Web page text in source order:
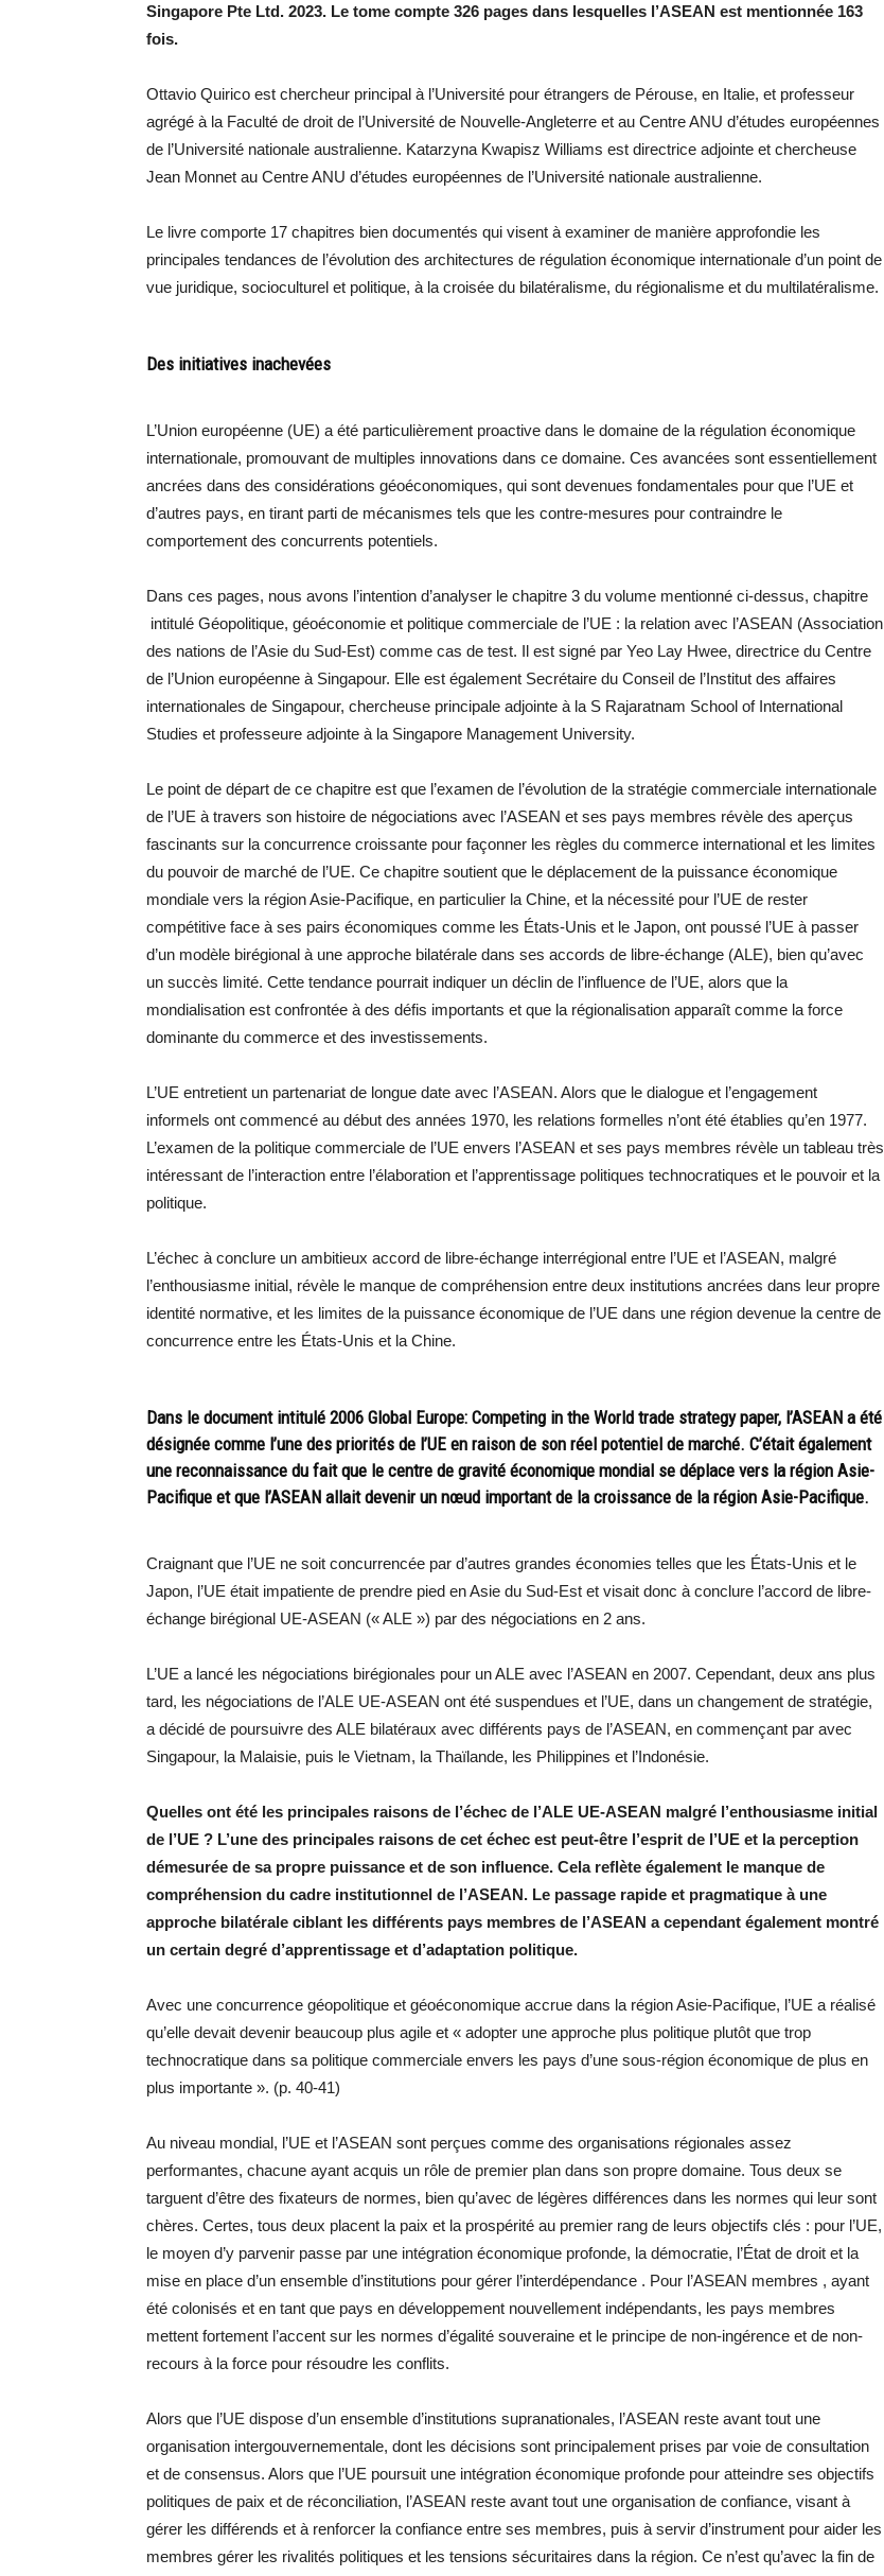
Singapore Pte Ltd. 2023. Le tome compte 326 pages dans lesquelles l’ASEAN est mentionnée 163
fois.
Ottavio Quirico est chercheur principal à l’Université pour étrangers de Pérouse, en Italie, et professeur
agrégé à la Faculté de droit de l’Université de Nouvelle-Angleterre et au Centre ANU d’études européennes
de l’Université nationale australienne. Katarzyna Kwapisz Williams est directrice adjointe et chercheuse
Jean Monnet au Centre ANU d’études européennes de l’Université nationale australienne.
Le livre comporte 17 chapitres bien documentés qui visent à examiner de manière approfondie les
principales tendances de l’évolution des architectures de régulation économique internationale d’un point de
vue juridique, socioculturel et politique, à la croisée du bilatéralisme, du régionalisme et du multilatéralisme.
Des initiatives inachevées
L’Union européenne (UE) a été particulièrement proactive dans le domaine de la régulation économique
internationale, promouvant de multiples innovations dans ce domaine. Ces avancées sont essentiellement
ancrées dans des considérations géoéconomiques, qui sont devenues fondamentales pour que l’UE et
d’autres pays, en tirant parti de mécanismes tels que les contre-mesures pour contraindre le
comportement des concurrents potentiels.
Dans ces pages, nous avons l’intention d’analyser le chapitre 3 du volume mentionné ci-dessus, chapitre
intitulé Géopolitique, géoéconomie et politique commerciale de l’UE : la relation avec l’ASEAN (Association
des nations de l’Asie du Sud-Est) comme cas de test. Il est signé par Yeo Lay Hwee, directrice du Centre
de l’Union européenne à Singapour. Elle est également Secrétaire du Conseil de l’Institut des affaires
internationales de Singapour, chercheuse principale adjointe à la S Rajaratnam School of International
Studies et professeure adjointe à la Singapore Management University.
Le point de départ de ce chapitre est que l’examen de l’évolution de la stratégie commerciale internationale
de l’UE à travers son histoire de négociations avec l’ASEAN et ses pays membres révèle des aperçus
fascinants sur la concurrence croissante pour façonner les règles du commerce international et les limites
du pouvoir de marché de l’UE. Ce chapitre soutient que le déplacement de la puissance économique
mondiale vers la région Asie-Pacifique, en particulier la Chine, et la nécessité pour l’UE de rester
compétitive face à ses pairs économiques comme les États-Unis et le Japon, ont poussé l’UE à passer
d’un modèle birégional à une approche bilatérale dans ses accords de libre-échange (ALE), bien qu’avec
un succès limité. Cette tendance pourrait indiquer un déclin de l’influence de l’UE, alors que la
mondialisation est confrontée à des défis importants et que la régionalisation apparaît comme la force
dominante du commerce et des investissements.
L’UE entretient un partenariat de longue date avec l’ASEAN. Alors que le dialogue et l’engagement
informels ont commencé au début des années 1970, les relations formelles n’ont été établies qu’en 1977.
L’examen de la politique commerciale de l’UE envers l’ASEAN et ses pays membres révèle un tableau très
intéressant de l’interaction entre l’élaboration et l’apprentissage politiques technocratiques et le pouvoir et la
politique.
L’échec à conclure un ambitieux accord de libre-échange interrégional entre l’UE et l’ASEAN, malgré
l’enthousiasme initial, révèle le manque de compréhension entre deux institutions ancrées dans leur propre
identité normative, et les limites de la puissance économique de l’UE dans une région devenue la centre de
concurrence entre les États-Unis et la Chine.
Dans le document intitulé 2006 Global Europe: Competing in the World trade strategy paper, l’ASEAN a été
désignée comme l’une des priorités de l’UE en raison de son réel potentiel de marché. C’était également
une reconnaissance du fait que le centre de gravité économique mondial se déplace vers la région Asie-
Pacifique et que l’ASEAN allait devenir un nœud important de la croissance de la région Asie-Pacifique.
Craignant que l’UE ne soit concurrencée par d’autres grandes économies telles que les États-Unis et le
Japon, l’UE était impatiente de prendre pied en Asie du Sud-Est et visait donc à conclure l’accord de libre-
échange birégional UE-ASEAN (« ALE ») par des négociations en 2 ans.
L’UE a lancé les négociations birégionales pour un ALE avec l’ASEAN en 2007. Cependant, deux ans plus
tard, les négociations de l’ALE UE-ASEAN ont été suspendues et l’UE, dans un changement de stratégie,
a décidé de poursuivre des ALE bilatéraux avec différents pays de l’ASEAN, en commençant par avec
Singapour, la Malaisie, puis le Vietnam, la Thaïlande, les Philippines et l’Indonésie.
Quelles ont été les principales raisons de l’échec de l’ALE UE-ASEAN malgré l’enthousiasme initial
de l’UE ? L’une des principales raisons de cet échec est peut-être l’esprit de l’UE et la perception
démesurée de sa propre puissance et de son influence. Cela reflète également le manque de
compréhension du cadre institutionnel de l’ASEAN. Le passage rapide et pragmatique à une
approche bilatérale ciblant les différents pays membres de l’ASEAN a cependant également montré
un certain degré d’apprentissage et d’adaptation politique.
Avec une concurrence géopolitique et géoéconomique accrue dans la région Asie-Pacifique, l’UE a réalisé
qu’elle devait devenir beaucoup plus agile et « adopter une approche plus politique plutôt que trop
technocratique dans sa politique commerciale envers les pays d’une sous-région économique de plus en
plus importante ». (p. 40-41)
Au niveau mondial, l’UE et l’ASEAN sont perçues comme des organisations régionales assez
performantes, chacune ayant acquis un rôle de premier plan dans son propre domaine. Tous deux se
targuent d’être des fixateurs de normes, bien qu’avec de légères différences dans les normes qui leur sont
chères. Certes, tous deux placent la paix et la prospérité au premier rang de leurs objectifs clés : pour l’UE,
le moyen d’y parvenir passe par une intégration économique profonde, la démocratie, l’État de droit et la
mise en place d’un ensemble d’institutions pour gérer l’interdépendance . Pour l’ASEAN membres , ayant
été colonisés et en tant que pays en développement nouvellement indépendants, les pays membres
mettent fortement l’accent sur les normes d’égalité souveraine et le principe de non-ingérence et de non-
recours à la force pour résoudre les conflits.
Alors que l’UE dispose d’un ensemble d’institutions supranationales, l’ASEAN reste avant tout une
organisation intergouvernementale, dont les décisions sont principalement prises par voie de consultation
et de consensus. Alors que l’UE poursuit une intégration économique profonde pour atteindre ses objectifs
politiques de paix et de réconciliation, l’ASEAN reste avant tout une organisation de confiance, visant à
gérer les différends et à renforcer la confiance entre ses membres, puis à servir d’instrument pour aider les
membres gérer les rivalités politiques et les tensions sécuritaires dans la région. Ce n’est qu’avec la fin de